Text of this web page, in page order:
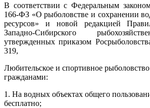
В соответствии с Федеральным
166-ФЗ «О рыболовстве и сохранении
ресурсов» и новой редакцией
Западно-Сибирского
утвержденных приказом
319,
Любительское и спортивное рыболовство
гражданами:
1. На водных объектах общего
бесплатно;